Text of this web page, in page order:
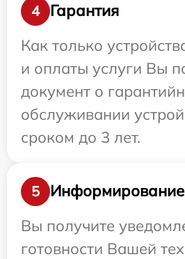
4
Гарантия
Как только
и оплаты услуги Вы
документ о
обслуживании
сроком до 3 лет.
5
Информирование
Вы получите
готовности Вашей